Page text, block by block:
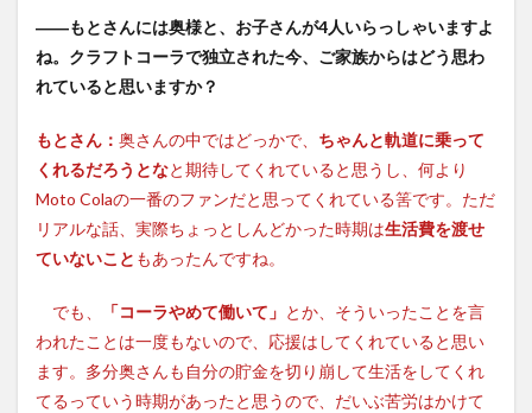
――もとさんには奥様と、お子さんが4人いらっしゃいますよ
ね。クラフトコーラで独立された今、ご家族からはどう思わ
れていると思いますか？
もとさん： 奥さんの中ではどっかで、 ちゃんと軌道に乗って
くれるだろうとなと期待してくれていると思うし、何より
Moto Colaの一番のファンだと思ってくれている筈です。ただ
リアルな話、実際ちょっとしんどかった時期は生活費を渡せ
ていないこと もあったんですね。
でも、 「コーラやめて働いて」 とか、そういったことを言
われたことは一度もないので、応援はしてくれていると思い
ます。多分奥さんも自分の貯金を切り崩して生活をしてくれ
てるっていう時期があったと思うので、だいぶ苦労はかけて